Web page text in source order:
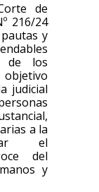
de
216/24
y
de los
judicial
a la
el
del
y